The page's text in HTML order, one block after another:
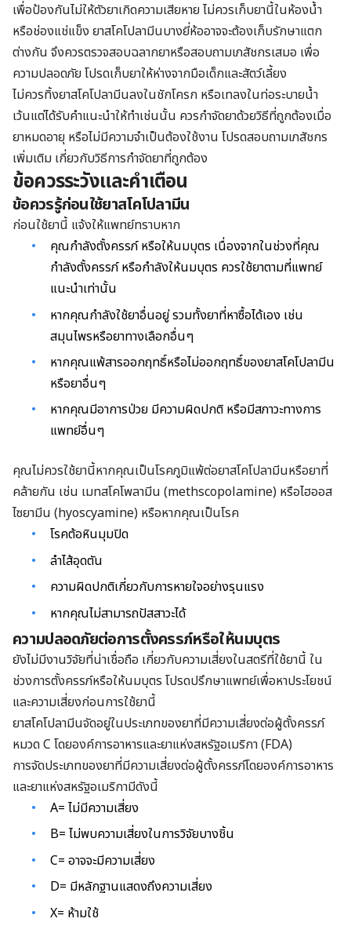
เพื่อป้องกันไม่ให้ตัวยาเกิดความเสียหาย ไม่ควรเก็บยานี้ในห้องน้ำ
หรือช่องแช่แข็ง ยาสโคโปลามีนบางยี่ห้ออาจจะต้องเก็บรักษาแตก
ต่างกัน จึงควรตรวจสอบฉลากยาหรือสอบถามเภสัชกรเสมอ เพื่อ
ความปลอดภัย โปรดเก็บยาให้ห่างจากมือเด็กและสัตว์เลี้ยง
ไม่ควรทิ้งยาสโคโปลามีนลงในชักโครก หรือเทลงในท่อระบายน้ำ
เว้นแต่ได้รับคำแนะนำให้ทำเช่นนั้น ควรกำจัดยาด้วยวิธีที่ถูกต้องเมื่อ
ยาหมดอายุ หรือไม่มีความจำเป็นต้องใช้งาน โปรดสอบถามเภสัชกร
เพิ่มเติม เกี่ยวกับวิธีการกำจัดยาที่ถูกต้อง
ข้อควรระวังและคำเตือน
ข้อควรรู้ก่อนใช้ยาสโคโปลามีน
ก่อนใช้ยานี้ แจ้งให้แพทย์ทราบหาก
คุณกำลังตั้งครรภ์ หรือให้นมบุตร เนื่องจากในช่วงที่คุณ
กำลังตั้งครรภ์ หรือกำลังให้นมบุตร ควรใช้ยาตามที่แพทย์
แนะนำเท่านั้น
หากคุณกำลังใช้ยาอื่นอยู่ รวมทั้งยาที่หาซื้อได้เอง เช่น
สมุนไพรหรือยาทางเลือกอื่นๆ
หากคุณแพ้สารออกฤทธิ์หรือไม่ออกฤทธิ์ของยาสโคโปลามีน
หรือยาอื่นๆ
หากคุณมีอาการป่วย มีความผิดปกติ หรือมีสภาวะทางการ
แพทย์อื่นๆ
คุณไม่ควรใช้ยานี้หากคุณเป็นโรคภูมิแพ้ต่อยาสโคโปลามีนหรือยาที่
คล้ายกัน เช่น เมทสโคโพลามีน (methscopolamine) หรือไฮออส
ไซยามีน (hyoscyamine) หรือหากคุณเป็นโรค
โรคต้อหินมุมปิด
ลำไส้อุดตัน
ความผิดปกติเกี่ยวกับการหายใจอย่างรุนแรง
หากคุณไม่สามารถปัสสาวะได้
ความปลอดภัยต่อการตั้งครรภ์หรือให้นมบุตร
ยังไม่มีงานวิจัยที่น่าเชื่อถือ เกี่ยวกับความเสี่ยงในสตรีที่ใช้ยานี้ ใน
ช่วงการตั้งครรภ์หรือให้นมบุตร โปรดปรึกษาแพทย์เพื่อหาประโยชน์
และความเสี่ยงก่อนการใช้ยานี้
ยาสโคโปลามีนจัดอยู่ในประเภทของยาที่มีความเสี่ยงต่อผู้ตั้งครรภ์
หมวด C โดยองค์การอาหารและยาแห่งสหรัฐอเมริกา (FDA)
การจัดประเภทของยาที่มีความเสี่ยงต่อผู้ตั้งครรภ์โดยองค์การอาหาร
และยาแห่งสหรัฐอเมริกามีดังนี้
A= ไม่มีความเสี่ยง
B= ไม่พบความเสี่ยงในการวิจัยบางชิ้น
C= อาจจะมีความเสี่ยง
D= มีหลักฐานแสดงถึงความเสี่ยง
X= ห้ามใช้